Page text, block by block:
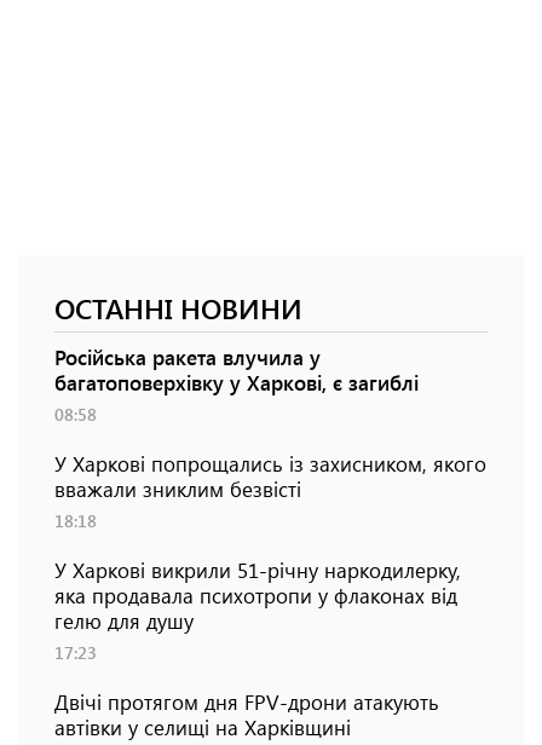
ОСТАННІ НОВИНИ
Російська ракета влучила у
багатоповерхівку у Харкові, є загиблі
08:58
У Харкові попрощались із захисником, якого
вважали зниклим безвісті
18:18
У Харкові викрили 51-річну наркодилерку,
яка продавала психотропи у флаконах від
гелю для душу
17:23
Двічі протягом дня FPV-дрони атакують
автівки у селищі на Харківщині